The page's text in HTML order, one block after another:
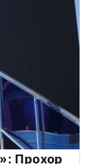
Прохор